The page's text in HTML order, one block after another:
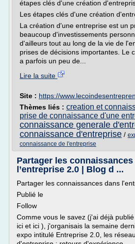
étapes clés d'une création
Les étapes clés d'une création
La création d'une entreprise est un
beaucoup d'investissements
d'ailleurs tout au long de la vie de
prises de décisions importantes. Le
a parfois un peu de...
Lire la suite
Site : https://
Thèmes liés : creation et
prise de connaissance d'une
connaissance generale
connaissance d'entreprise /
connaissance de l'entreprise
Partager les
l’entreprise 2.0 | Blog d ...
Partager les connaissances dans
Publié le
Follow
Comme vous le savez (j'ai déjà
ici et ici ), j'organisais la semaine
expo intitulé Entreprise 2.0, les